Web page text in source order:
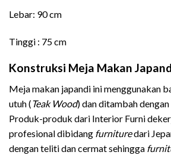
Lebar: 90 cm
Tinggi : 75 cm
Konstruksi Meja Makan
Meja makan japandi ini menggunakan
utuh (Teak Wood) dan ditambah
Produk-produk dari Interior Furni
profesional dibidang furnituredari
dengan teliti dan cermat sehingga